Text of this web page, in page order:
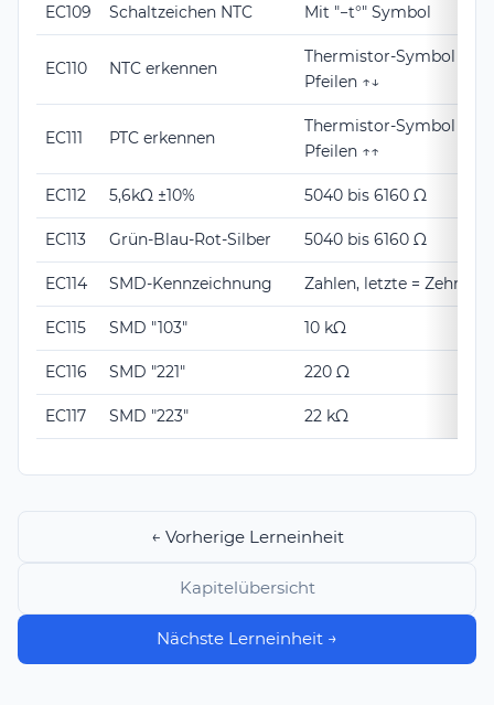
EC109 Schaltzeichen NTC Mit "−t°" Symbol
EC110 NTC erkennen
Thermistor-Symbol mit
Pfeilen ↑↓
EC111 PTC erkennen
Thermistor-Symbol mit
Pfeilen ↑↑
EC112 5,6kΩ ±10% 5040 bis 6160 Ω
EC113 Grün-Blau-Rot-Silber 5040 bis 6160 Ω
EC114 SMD-Kennzeichnung Zahlen, letzte =
EC115 SMD "103" 10 kΩ
EC116 SMD "221" 220 Ω
EC117 SMD "223" 22 kΩ
← Vorherige Lerneinheit
Kapitelübersicht
Nächste Lerneinheit →